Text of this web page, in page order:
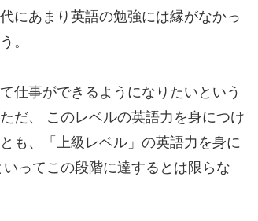
にあまり英語の勉強には縁がなかっ
。
仕事ができるようになりたいという
だ、 このレベルの英語力を身につけ
も、「上級レベル」の英語力を身に
ってこの段階に達するとは限らな